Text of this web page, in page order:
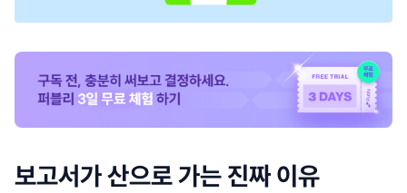
보고서가 산으로 가는 진짜 이유